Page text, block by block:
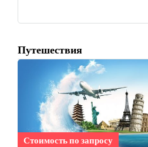
Путешествия
Стоимость по запросу